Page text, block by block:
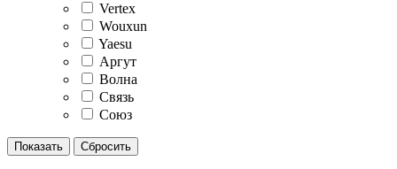
Vertex
Wouxun
Yaesu
Аргут
Волна
Связь
Союз